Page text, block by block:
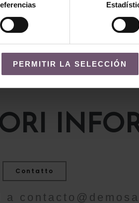
PERMITIR LA SELECCIÓN
Mod. ZC201 – 10×10
LEGGI TUTTO
Contatto
a